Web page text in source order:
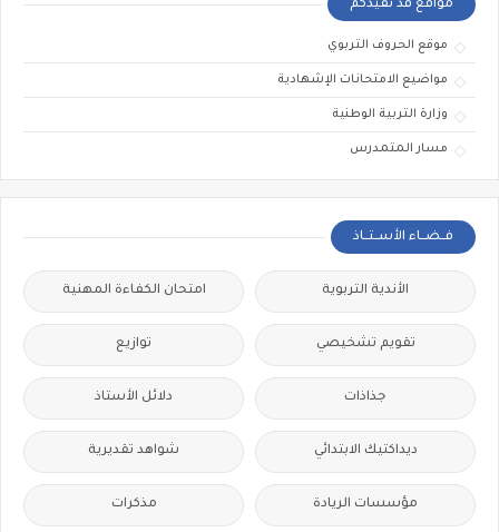
مواقع قد تفيدكم
موقع الحروف التربوي
مواضيع الامتحانات الإشهادية
وزارة التربية الوطنية
مسار المتمدرس
فــضــاء الأســتــاذ
الأندية التربوية امتحان الكفاءة المهنية
تقويم تشخيصي توازيع
جذاذات دلائل الأستاذ
ديداكتيك الابتدائي شواهد تقديرية
مؤسسات الريادة مذكرات